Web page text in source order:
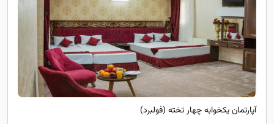
آپارتمان یکخوابه چهار تخته (فولبرد)